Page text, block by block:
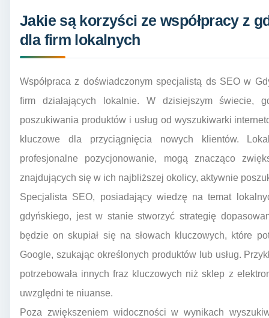
Jakie są korzyści ze współpracy z
dla firm lokalnych
Współpraca z doświadczonym specjalistą ds SEO w
firm działających lokalnie. W dzisiejszym świecie,
poszukiwania produktów i usług od wyszukiwarki
kluczowe dla przyciągnięcia nowych klientów.
profesjonalne pozycjonowanie, mogą znacząco
znajdujących się w ich najbliższej okolicy, aktywnie
Specjalista SEO, posiadający wiedzę na temat
gdyńskiego, jest w stanie stworzyć strategię
będzie on skupiał się na słowach kluczowych, które
Google, szukając określonych produktów lub usług.
potrzebowała innych fraz kluczowych niż sklep z
uwzględni te niuanse.
Poza zwiększeniem widoczności w wynikach